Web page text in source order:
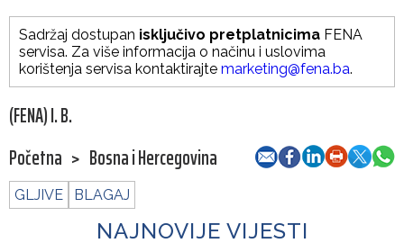
Sadržaj dostupan isključivo pretplatnicima FENA
servisa. Za više informacija o načinu i uslovima
korištenja servisa kontaktirajte marketing@fena.ba.
(FENA) I. B.
Početna > Bosna i Hercegovina
GLJIVE BLAGAJ
NAJNOVIJE VIJESTI